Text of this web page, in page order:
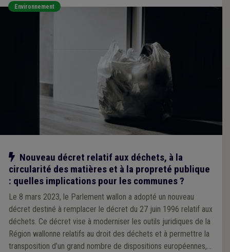
Environnement
Notre action
Nouveau décret relatif aux déchets, à la
circularité des matières et à la propreté publique
: quelles implications pour les communes ?
Le 8 mars 2023, le Parlement wallon a adopté un nouveau
décret destiné à remplacer le décret du 27 juin 1996 relatif aux
déchets. Ce décret vise à moderniser les outils juridiques de la
Région wallonne relatifs au droit des déchets et à permettre la
transposition d’un grand nombre de dispositions européennes,